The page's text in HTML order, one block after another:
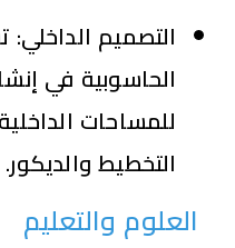
التصميم الداخلي:
الحاسوبية في
للمساحات
التخطيط والديكور.
العلوم والتعليم